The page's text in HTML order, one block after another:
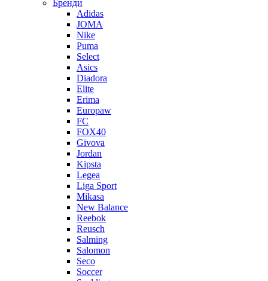
Бренди
Adidas
JOMA
Nike
Puma
Select
Asics
Diadora
Elite
Erima
Europaw
FC
FOX40
Givova
Jordan
Kipsta
Legea
Liga Sport
Mikasa
New Balance
Reebok
Reusch
Salming
Salomon
Seco
Soccer